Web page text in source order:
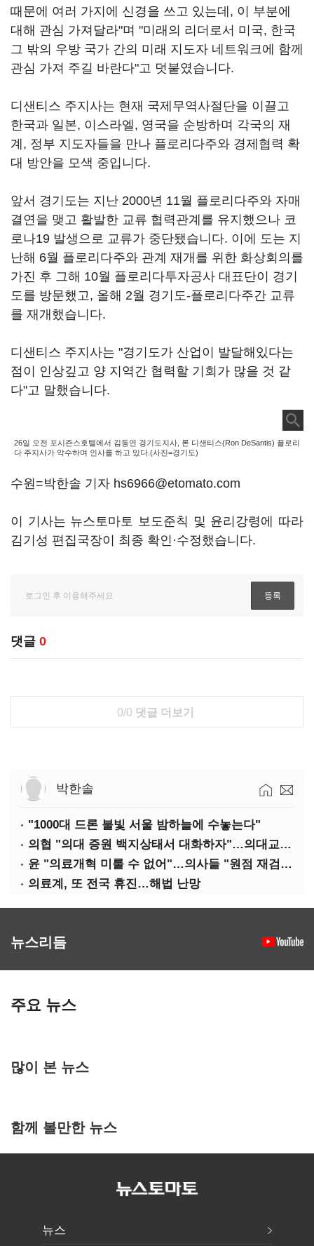
때문에 여러 가지에 신경을 쓰고 있는데, 이 부분에
대해 관심 가져달라"며 "미래의 리더로서 미국, 한국
그 밖의 우방 국가 간의 미래 지도자 네트워크에 함께
관심 가져 주길 바란다"고 덧붙였습니다.
디샌티스 주지사는 현재 국제무역사절단을 이끌고
한국과 일본, 이스라엘, 영국을 순방하며 각국의 재
계, 정부 지도자들을 만나 플로리다주와 경제협력 확
대 방안을 모색 중입니다.
앞서 경기도는 지난 2000년 11월 플로리다주와 자매
결연을 맺고 활발한 교류 협력관계를 유지했으나 코
로나19 발생으로 교류가 중단됐습니다. 이에 도는 지
난해 6월 플로리다주와 관계 재개를 위한 화상회의를
가진 후 그해 10월 플로리다투자공사 대표단이 경기
도를 방문했고, 올해 2월 경기도-플로리다주간 교류
를 재개했습니다.
디샌티스 주지사는 "경기도가 산업이 발달해있다는
점이 인상깊고 양 지역간 협력할 기회가 많을 것 같
다"고 말했습니다.
26일 오전 포시즌스호텔에서 김동연 경기도지사, 론 디샌티스(Ron DeSantis) 플로리
다 주지사가 악수하며 인사를 하고 있다.(사진=경기도)
수원=박한솔 기자 hs6966@etomato.com
이 기사는 뉴스토마토 보도준칙 및 윤리강령에 따라
김기성 편집국장이 최종 확인·수정했습니다.
댓글 0
0/0 댓글 더보기
박한솔
"1000대 드론 불빛 서울 밤하늘에 수놓는다"
의협 "의대 증원 백지상태서 대화하자"…의대교수, 집단 휴진
윤 "의료개혁 미룰 수 없어"…의사들 "원점 재검토"
의료계, 또 전국 휴진…해법 난망
뉴스리듬
주요 뉴스
많이 본 뉴스
함께 볼만한 뉴스
뉴스